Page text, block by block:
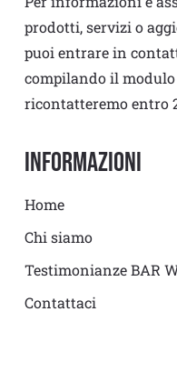
prodotti, servizi o
puoi entrare in
compilando il
ricontatteremo entro
Informazioni
Home
Chi siamo
Testimonianze BAR
Contattaci